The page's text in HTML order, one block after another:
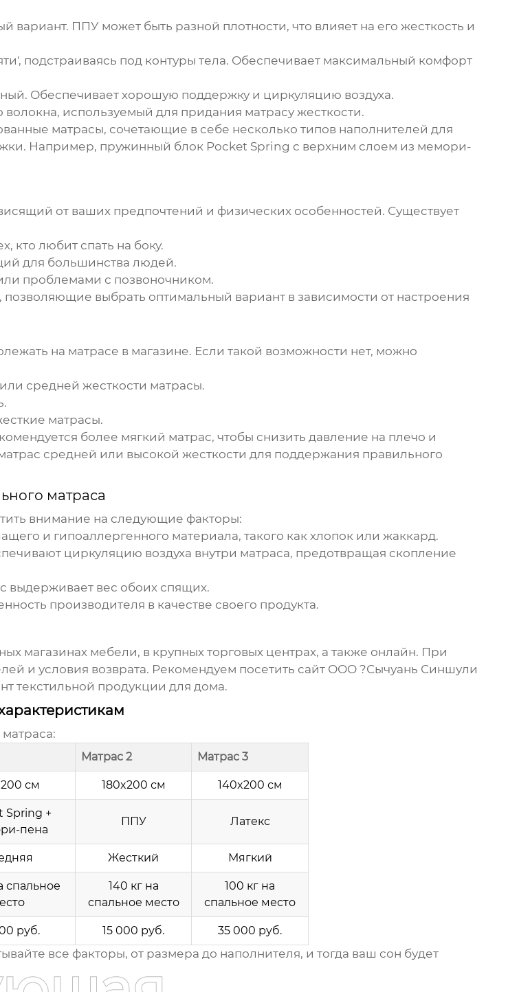
ППУ может быть разной плотности, что влияет на его жесткость и
подстраиваясь под контуры тела. Обеспечивает максимальный комфорт
Обеспечивает хорошую поддержку и циркуляцию воздуха.
используемый для придания матрасу жесткости.
матрасы, сочетающие в себе несколько типов наполнителей для
Например, пружинный блок Pocket Spring с верхним слоем из мемори-
от ваших предпочтений и физических особенностей. Существует
кто любит спать на боку.
для большинства людей.
проблемами с позвоночником.
выбрать оптимальный вариант в зависимости от настроения
на матрасе в магазине. Если такой возможности нет, можно
средней жесткости матрасы.
матрасы.
более мягкий матрас, чтобы снизить давление на плечо и
средней или высокой жесткости для поддержания правильного
матраса
внимание на следующие факторы:
и гипоаллергенного материала, такого как хлопок или жаккард.
циркуляцию воздуха внутри матраса, предотвращая скопление
выдерживает вес обоих спящих.
производителя в качестве своего продукта.
магазинах мебели, в крупных торговых центрах, а также онлайн. При
и условия возврата. Рекомендуем посетить сайт ООО ?Сычуань Синшули
текстильной продукции для дома.
:
Матрас 2 Матрас 3
см 180x200 см 140x200 см
Spring +
пена
ППУ Латекс
Жесткий Мягкий
спальное
140 кг на
спальное место
100 кг на
спальное место
руб. 15 000 руб. 35 000 руб.
все факторы, от размера до наполнителя, и тогда ваш сон будет